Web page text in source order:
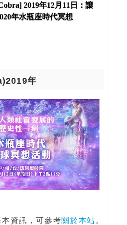
2019年12月11日：讓
年水瓶座時代冥想
年
資訊，可參考關於本站 。